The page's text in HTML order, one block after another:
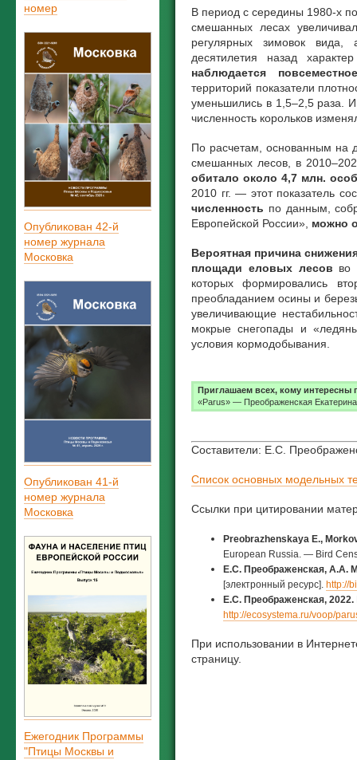
номер
Опубликован 42-й
номер журнала
Московка
Опубликован 41-й
номер журнала
Московка
Ежегодник Программы
"Птицы Москвы и
В период с середины 1980-х
смешанных лесах
регулярных зимовок вида,
десятилетия назад
наблюдается
территорий показатели
уменьшились в 1,5–2,5 раза.
численность корольков
По расчетам, основанным на
смешанных лесов, в
обитало около 4,7 млн.
2010 гг. — этот показатель
численность по данным,
Европейской России», можно
Вероятная причина
площади еловых лесов во
которых формировались
преобладанием осины и
увеличивающие
мокрые снегопады и
условия кормодобывания.
Приглашаем всех, кому интересны
«Parus» — Преображенская
Составители: Е.С.
Список основных модельных
Ссылки при цитировании
Preobrazhenskaya E.,
European Russia. — Bird
Е.С. Преображенская, А.А.
[электронный ресурс]. http://
Е.С. Преображенская, 2022.
http://ecosystema.ru/voop/
При использовании в
страницу.